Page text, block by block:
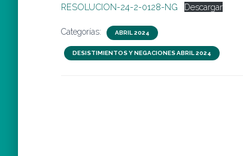
RESOLUCION-24-2-0128-NG Descargar
Categorías: ABRIL 2024
DESISTIMIENTOS Y NEGACIONES ABRIL 2024